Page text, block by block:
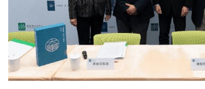
名家榜
灼見活動
關於我們